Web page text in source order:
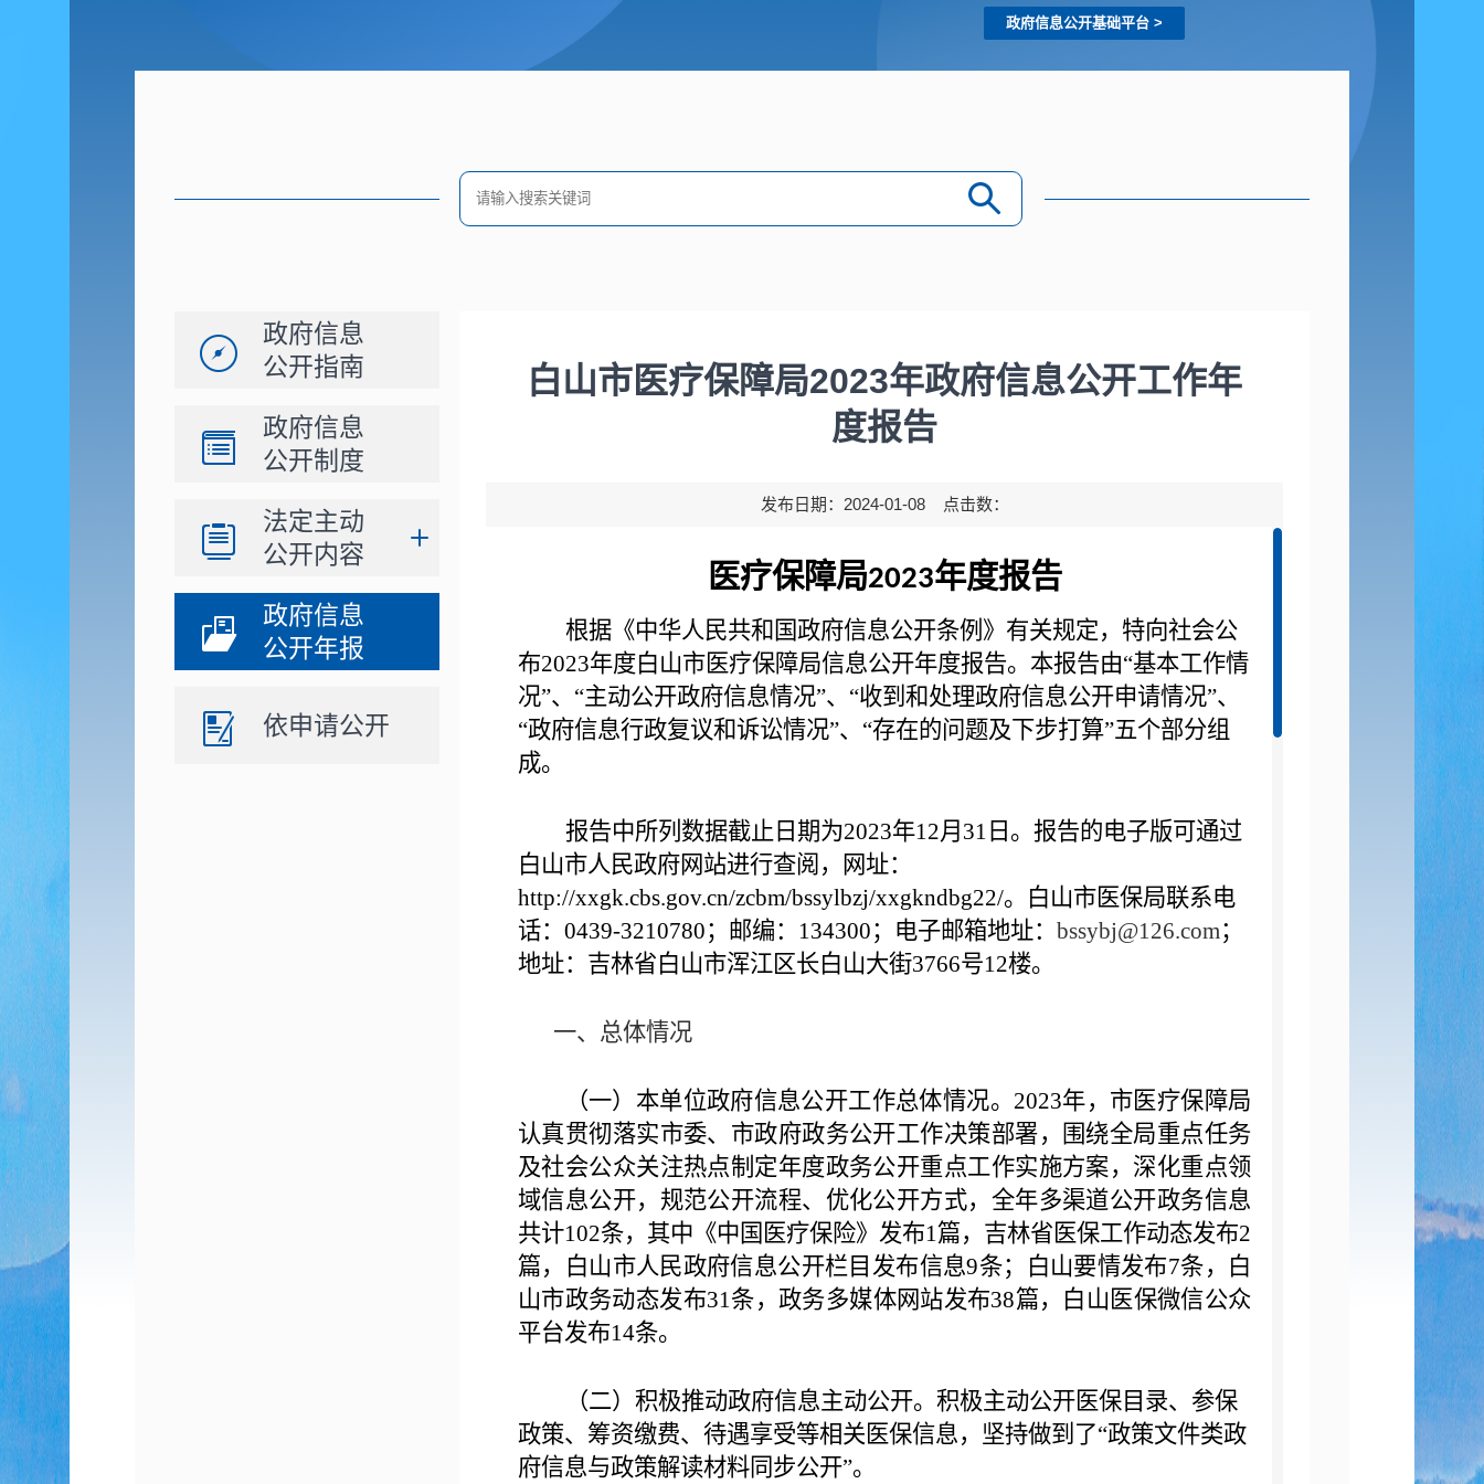
政府信息公开基础平台 >
政府信息
公开指南
政府信息
公开制度
法定主动
公开内容
政府信息
公开年报
依申请公开
白山市医疗保障局2023年政府信息公开工作年
度报告
发布日期：2024-01-08 点击数：
医疗保障局2023年度报告
根据《中华人民共和国政府信息公开条例》有关规定，特向社会公
布2023年度白山市医疗保障局信息公开年度报告。本报告由“基本工作情
况”、“主动公开政府信息情况”、“收到和处理政府信息公开申请情况”、
“政府信息行政复议和诉讼情况”、“存在的问题及下步打算”五个部分组
成。
报告中所列数据截止日期为2023年12月31日。报告的电子版可通过
白山市人民政府网站进行查阅，网址：
http://xxgk.cbs.gov.cn/zcbm/bssylbzj/xxgkndbg22/。白山市医保局联系电
话：0439-3210780；邮编： 134300；电子邮箱地址： bssybj@126.com；
地址：吉林省白山市浑江区长白山大街3766号12楼。
一、总体情况
（一） 本单位政府信息公开工作总体情况。 2023年，市医疗保障局
认真贯彻落实市委、市政府政务公开工作决策部署，围绕全局重点任务
及社会公众关注热点制定年度政务公开重点工作实施方案，深化重点领
域信息公开，规范公开流程、优化公开方式，全年多渠道公开政务信息
共计102条，其中 《中国医疗保险》 发布1篇， 吉林省医保工作动态发布2
篇，
白山市人民政府信息公开栏目发布信息9条； 白山要情发布7条，
白
山市政务动态发布31条，政务多媒体网站发布38篇，
白山医保微信公众
平台发布14条。
（二）积极推动政府信息主动公开。 积极主动公开医保目录、参保
政策、筹资缴费、待遇享受等相关医保信息，坚持做到了“政策文件类政
府信息与政策解读材料同步公开”。